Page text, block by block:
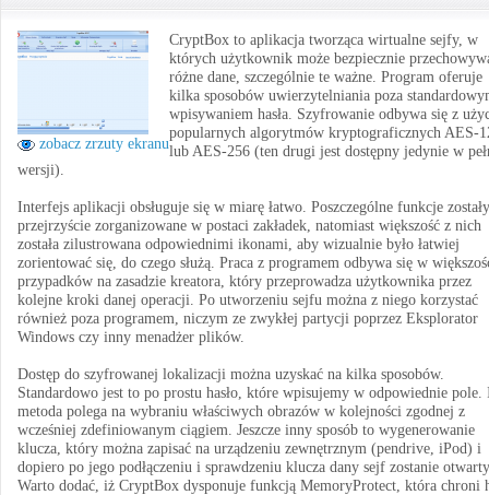
zobacz zrzuty ekranu
CryptBox to aplikacja tworząca wirtualne sejfy, w
których użytkownik może bezpiecznie
różne dane, szczególnie te ważne. Program oferuje
kilka sposobów uwierzytelniania poza
wpisywaniem hasła. Szyfrowanie odbywa się z
popularnych algorytmów kryptograficznych AES-
lub AES-256 (ten drugi jest dostępny jedynie w
wersji).
Interfejs aplikacji obsługuje się w miarę łatwo. Poszczególne funkcje zostały
przejrzyście zorganizowane w postaci zakładek, natomiast większość z nich
została zilustrowana odpowiednimi ikonami, aby wizualnie było łatwiej
zorientować się, do czego służą. Praca z programem odbywa się w
przypadków na zasadzie kreatora, który przeprowadza użytkownika przez
kolejne kroki danej operacji. Po utworzeniu sejfu można z niego korzystać
również poza programem, niczym ze zwykłej partycji poprzez Eksplorator
Windows czy inny menadżer plików.
Dostęp do szyfrowanej lokalizacji można uzyskać na kilka sposobów.
Standardowo jest to po prostu hasło, które wpisujemy w odpowiednie pole.
metoda polega na wybraniu właściwych obrazów w kolejności zgodnej z
wcześniej zdefiniowanym ciągiem. Jeszcze inny sposób to wygenerowanie
klucza, który można zapisać na urządzeniu zewnętrznym (pendrive, iPod) i
dopiero po jego podłączeniu i sprawdzeniu klucza dany sejf zostanie
Warto dodać, iż CryptBox dysponuje funkcją MemoryProtect, która chroni